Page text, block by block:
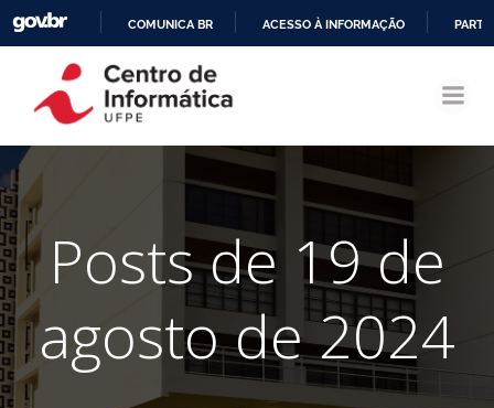
CONTEÚDO
COMUNICA BR ACESSO À INFORMAÇÃO
Posts de 19 de
agosto de 2024